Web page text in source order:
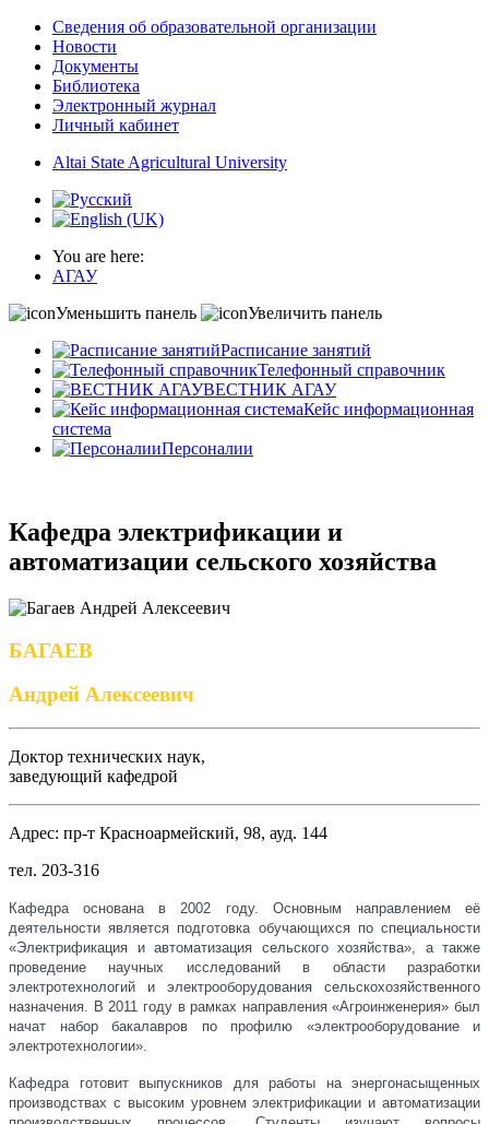
Сведения об образовательной организации
Новости
Документы
Библиотека
Электронный журнал
Личный кабинет
Altai State Agricultural University
You are here:
АГАУ
Уменьшить панель
Увеличить панель
Расписание занятий
Телефонный справочник
ВЕСТНИК АГАУ
Кейс информационная
система
Персоналии
Кафедра электрификации и
автоматизации сельского хозяйства
БАГАЕВ
Андрей Алексеевич
Доктор технических наук,
заведующий кафедрой
Адрес: пр-т Красноармейский, 98, ауд. 144
тел. 203-316
Кафедра основана в 2002 году. Основным направлением её
деятельности является подготовка обучающихся по специальности
«Электрификация и автоматизация сельского хозяйства», а также
проведение научных исследований в области разработки
электротехнологий и электрооборудования сельскохозяйственного
назначения. В 2011 году в рамках направления «Агроинженерия» был
начат набор бакалавров по профилю «электрооборудование и
электротехнологии».
Кафедра готовит выпускников для работы на энергонасыщенных
производствах с высоким уровнем электрификации и автоматизации